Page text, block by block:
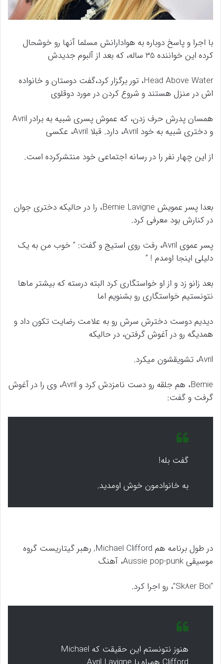
با اجرا و پاسخ دوباره به هوادارانش مسلما آنها رو خوشحال
کرده این خواننده 35 ساله، که بعد از آلبوم جدیدش
Head Above Water، تور برگزار کرد،گفت دوستان و خانواده
اش در منزل هستند و شروع کردن در مورد دوقلوی
و دختری شبیه به خود Avril، دارد. قبلا Avril، عکسی
از این چهار نفر را در رسانه اجتماعی خود منتشرکرده است.
بعدا پسر عمویش Bernie Lavigne، را در حالیکه دختری جوان
در کنارش بود معرفی کرد.
پسر عموی Avril، رفت روی استیج و گفت: ” خوب من به یک
دلیلی اینجا اومدم ! ”
بعد زانو زد و از او خواستگاری کرد البته درسته که بیشتر ماها
نتونستیم خواستگاری رو بشنویم اما
دیدیم دوست دخترش سرش رو به علامت رضایت تکون داد و
همدیگه رو در آغوش گرفتن، در حالیکه
Avril، تشویقشون میکرد.
Bernie، هم جلقه رو دست نامزدش کرد و Avril، وی را در آغوش
گرفت و گفت:
گفت بله!
به خانوادمون خوش اومدید.
در طول برنامه هم Michael Clifford, رهبر گیتاریست گروه
موسیقی Aussie pop-punk، آهنگ
“Sk8er Boi”، رو اجرا کرد.
هنوز نتونستم این حقیقت که Michael